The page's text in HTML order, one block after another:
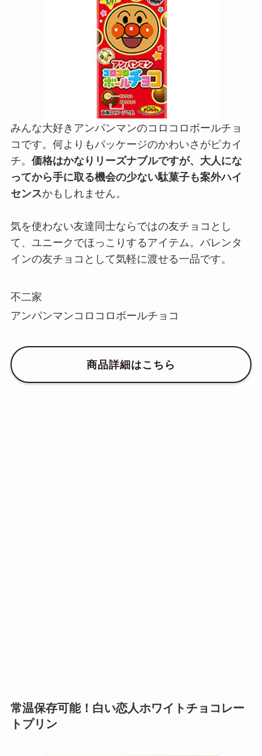
みんな大好きアンパンマンのコロコロボールチョ
コです。何よりもパッケージのかわいさがピカイ
チ。 価格はかなりリーズナブルですが、大人にな
ってから手に取る機会の少ない駄菓子も案外ハイ
センスかもしれません。
気を使わない友達同士ならではの友チョコとし
て、ユニークでほっこりするアイテム。バレンタ
インの友チョコとして気軽に渡せる一品です。
不二家
アンパンマンコロコロボールチョコ
商品詳細はこちら
常温保存可能！白い恋人ホワイトチョコレー
トプリン